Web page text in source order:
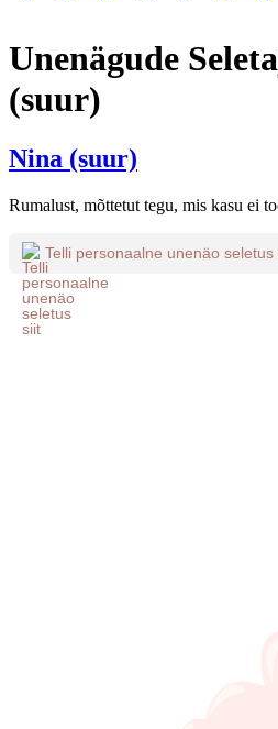
Unenägude
(suur)
Nina (suur)
Rumalust, mõttetut tegu, mis kasu ei
Telli personaalne unenäo seletus